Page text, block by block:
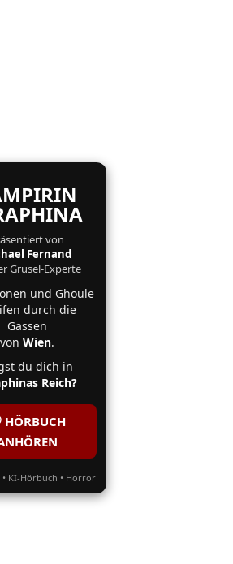
von
Fernand
Grusel-Experte
und Ghoule
durch die
Gassen
von Wien.
du dich in
Reich?
HÖRBUCH
• KI-Hörbuch • Horror